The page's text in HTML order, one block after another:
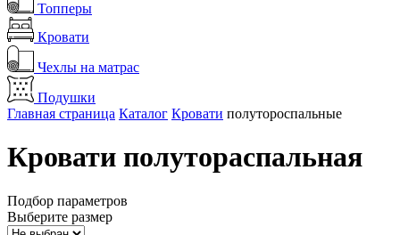
Топперы
Кровати
Чехлы на матрас
Подушки
Главная страница Каталог Кровати полутороспальные
Кровати полутораспальная
Подбор параметров
Выберите размер